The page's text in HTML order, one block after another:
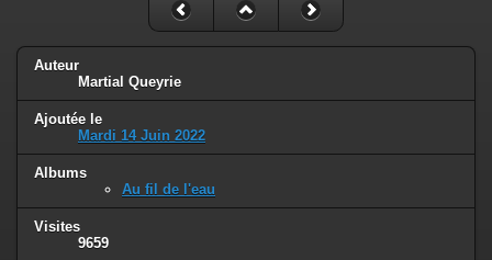
Auteur
Martial Queyrie
Ajoutée le
Mardi 14 Juin 2022
Albums
Au fil de l'eau
Visites
9659